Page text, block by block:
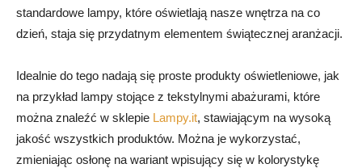
standardowe lampy, które oświetlają nasze wnętrza na co
dzień, staja się przydatnym elementem świątecznej aranżacji.
Idealnie do tego nadają się proste produkty oświetleniowe, jak
na przykład lampy stojące z tekstylnymi abażurami, które
można znaleźć w sklepie Lampy.it, stawiającym na wysoką
jakość wszystkich produktów. Można je wykorzystać,
zmieniając osłonę na wariant wpisujący się w kolorystykę